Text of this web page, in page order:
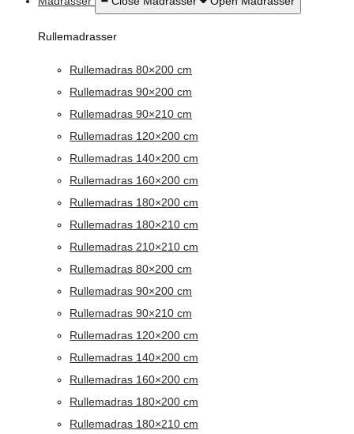
Rullemadrasser
Rullemadras 80×200 cm
Rullemadras 90×200 cm
Rullemadras 90×210 cm
Rullemadras 120×200 cm
Rullemadras 140×200 cm
Rullemadras 160×200 cm
Rullemadras 180×200 cm
Rullemadras 180×210 cm
Rullemadras 210×210 cm
Rullemadras 80×200 cm
Rullemadras 90×200 cm
Rullemadras 90×210 cm
Rullemadras 120×200 cm
Rullemadras 140×200 cm
Rullemadras 160×200 cm
Rullemadras 180×200 cm
Rullemadras 180×210 cm